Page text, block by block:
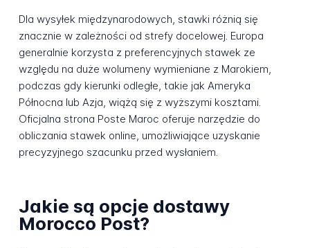
Dla wysyłek międzynarodowych, stawki różnią się
znacznie w zależności od strefy docelowej. Europa
generalnie korzysta z preferencyjnych stawek ze
względu na duże wolumeny wymieniane z Marokiem,
podczas gdy kierunki odległe, takie jak Ameryka
Północna lub Azja, wiążą się z wyższymi kosztami.
Oficjalna strona Poste Maroc oferuje narzędzie do
obliczania stawek online, umożliwiające uzyskanie
precyzyjnego szacunku przed wysłaniem.
Jakie są opcje dostawy
Morocco Post?